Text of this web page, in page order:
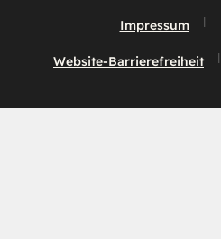
Impressum
Website-Barrierefreiheit